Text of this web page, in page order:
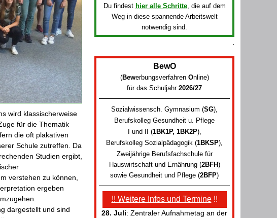
wird klassischerweise
für die Thematik
die oft plakativen
Schule zutreffen. Da
Studien ergibt,
verstehen zu können,
ergeben
dargestellt und sind
Du findest hier alle Schritte, die auf dem
Weg in diese spannende Arbeitswelt
notwendig sind.
BewO
(Bewerbungsverfahren Online)
für das Schuljahr 2026/27
Sozialwissensch. Gymnasium (SG),
Berufskolleg Gesundheit u. Pflege
I und II (1BK1P, 1BK2P),
Berufskolleg Sozialpädagogik (1BKSP),
Zweijährige Berufsfachschule für
Hauswirtschaft und Ernährung (2BFH)
sowie Gesundheit und Pflege (2BFP)
!! Weitere Infos und Termine!!
28. Juli: Zentraler Aufnahmetag an der